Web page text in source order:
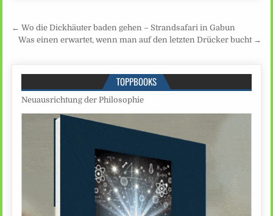
Beitragsnavigation
← Wo die Dickhäuter baden gehen – Strandsafari in Gabun
Was einen erwartet, wenn man auf den letzten Drücker bucht →
TOPPBOOKS
Neuausrichtung der Philosophie